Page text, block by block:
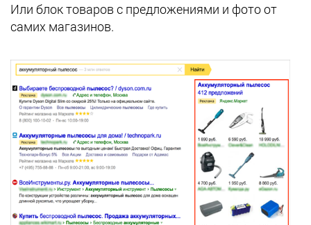
Или блок товаров с предложениями и фото от
самих магазинов.